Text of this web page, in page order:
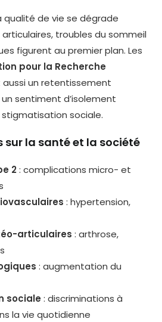
qualité de vie se dégrade
troubles du sommeil
figurent au premier plan. Les
pour la Recherche
aussi un retentissement
sentiment d’isolement
sociale.
la santé et la société
2: complications micro- et
: hypertension,
articulaires : arthrose,
: augmentation du
sociale : discriminations à
la vie quotidienne